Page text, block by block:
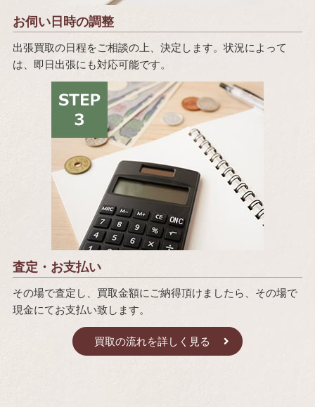
お伺い日時の調整
出張買取の日程をご相談の上、決定します。状況によって
は、即日出張にも対応可能です。
査定・お支払い
その場で査定し、買取金額にご納得頂けましたら、その場で
現金にてお支払い致します。
買取の流れを詳しく見る